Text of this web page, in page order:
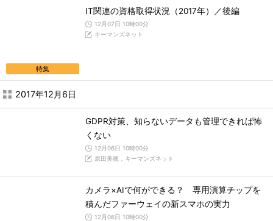
特集
IT関連の資格取得状況（2017年）／後編
12月07日 10時00分
キーマンズネット
2017年12月6日
GDPR対策、知らないデータも管理できれば怖
くない
12月06日 10時00分
原田美穂，キーマンズネット
カメラ×AIで何ができる？ 専用演算チップを
積んだファーウェイの新スマホの実力
12月06日 10時00分